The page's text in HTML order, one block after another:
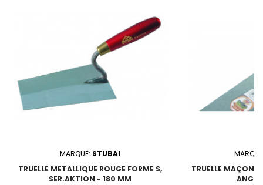
MARQUE: STUBAI
TRUELLE METALLIQUE ROUGE FORME S,
SER.AKTION - 180 MM
TRUELLE MAÇONS
ANG.